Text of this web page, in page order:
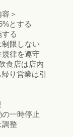
＞
とする
る
限しない
律を遵守
食店は店内
り営業は引
一時停止
調整